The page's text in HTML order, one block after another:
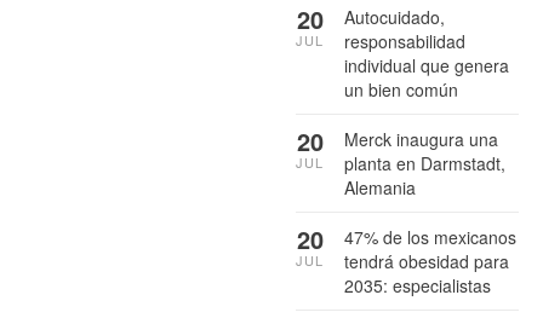
Autocuidado,
responsabilidad
individual que genera
un bien común
20
JUL
Merck inaugura una
planta en Darmstadt,
Alemania
20
JUL
47% de los mexicanos
tendrá obesidad para
2035: especialistas
20
JUL